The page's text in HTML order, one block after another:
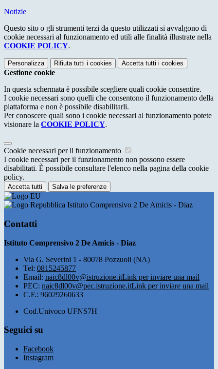
Notizie
Questo sito o gli strumenti terzi da questo utilizzati si avvalgono di
cookie necessari al funzionamento ed utili alle finalità illustrate nella
COOKIE POLICY.
Personalizza Rifiuta tutti i cookies Accetta tutti i cookies
Gestione cookie
In questa schermata è possibile scegliere quali cookie consentire.
I cookie necessari sono quelli che consentono il funzionamento della
piattaforma e non è possibile disabilitarli.
Per conoscere quali sono i cookie necessari al funzionamento potete
visionare la COOKIE POLICY.
Cookie necessari per il funzionamento
I cookie necessari per il funzionamento non possono essere
disabilitati. È possibile consultare l'elenco nella pagina della cookie
policy.
Accetta tutti Salva le preferenze
Istituto Comprensivo 2 De Amicis - Diaz
Contatti
Istituto Comprensivo 2 De Amicis - Diaz
Via G. Severini 1 - 80078 Pozzuoli (NA)
Tel: 0815245877
Email: naic8dl00v@istruzione.itLink per inviare una mail
PEC: naic8dl00v@pec.istruzione.itLink per inviare una mail
C.F.: 96029260633
Cod.Univoco UFNS7H
Seguici su
Facebook
Instagram